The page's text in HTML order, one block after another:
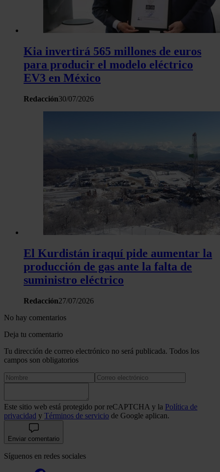
Kia invertirá 565 millones de euros
para producir el modelo eléctrico
EV3 en México
Redacción30/07/2026
El Kurdistán iraquí pide aumentar la
producción de gas ante la falta de
suministro eléctrico
Redacción27/07/2026
No hay comentarios
Deja tu comentario
Tu dirección de correo electrónico no será publicada. Todos los
campos son obligatorios
Este sitio web está protegido por reCAPTCHA y la Política de
privacidad y Términos de servicio de Google aplican.
Enviar comentario
Síguenos en redes sociales